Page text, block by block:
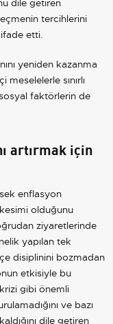
dile getiren
tercihlerini
etti.
yeniden kazanma
sınırlı
faktörlerin de
artırmak için
enflasyon
olduğunu
ziyaretlerinde
yapılan tek
disiplinini bozmadan
etkisiyle bu
gibi önemli
ve bazı
dile getiren